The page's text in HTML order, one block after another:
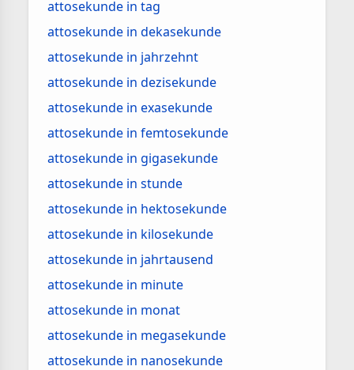
attosekunde in tag
attosekunde in dekasekunde
attosekunde in jahrzehnt
attosekunde in dezisekunde
attosekunde in exasekunde
attosekunde in femtosekunde
attosekunde in gigasekunde
attosekunde in stunde
attosekunde in hektosekunde
attosekunde in kilosekunde
attosekunde in jahrtausend
attosekunde in minute
attosekunde in monat
attosekunde in megasekunde
attosekunde in nanosekunde